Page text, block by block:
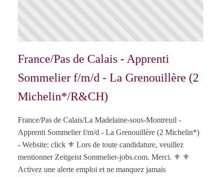
France/Pas de Calais - Apprenti
Sommelier f/m/d - La Grenouillère (2
Michelin*/R&CH)
France/Pas de Calais/La Madelaine-sous-Montreuil -
Apprenti Sommelier f/m/d - La Grenouillère (2 Michelin*)
- Website: click ⚜️ Lors de toute candidature, veuillez
mentionner Zeitgeist Sommelier-jobs.com. Merci. ⚜️ ⚜️
Activez une alerte emploi et ne manquez jamais